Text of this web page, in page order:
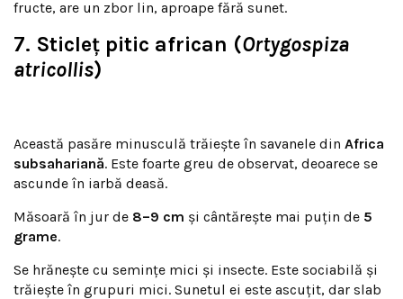
fructe, are un zbor lin, aproape fără sunet.
7. Sticleț pitic african (Ortygospiza
atricollis)
Această pasăre minusculă trăiește în savanele din Africa
subsahariană. Este foarte greu de observat, deoarece se
ascunde în iarbă deasă.
Măsoară în jur de 8–9 cm și cântărește mai puțin de 5
grame.
Se hrănește cu semințe mici și insecte. Este sociabilă și
trăiește în grupuri mici. Sunetul ei este ascuțit, dar slab